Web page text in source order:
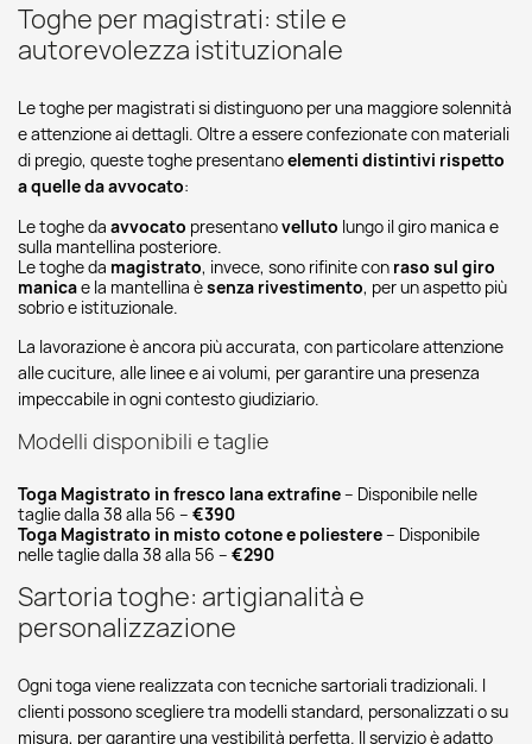
Toghe per magistrati: stile e
autorevolezza istituzionale
Le toghe per magistrati si distinguono per una maggiore solennità
e attenzione ai dettagli. Oltre a essere confezionate con materiali
di pregio, queste toghe presentanoelementi distintivi rispetto
a quelle da avvocato:
Le toghe da avvocato presentanovelluto lungo il giro manica e
sulla mantellina posteriore.
Le toghe da magistrato, invece, sono rifinite con raso sul giro
manicae la mantellina èsenza rivestimento, per un aspetto più
sobrio e istituzionale.
La lavorazione è ancora più accurata, con particolare attenzione
alle cuciture, alle linee e ai volumi, per garantire una presenza
impeccabile in ogni contesto giudiziario.
Modelli disponibili e taglie
Toga Magistrato in fresco lana extrafine– Disponibile nelle
taglie dalla 38 alla 56 – €390
Toga Magistrato in misto cotone e poliestere– Disponibile
nelle taglie dalla 38 alla 56 – €290
Sartoria toghe: artigianalità e
personalizzazione
Ogni toga viene realizzata con tecniche sartoriali tradizionali. I
clienti possono scegliere tra modelli standard, personalizzati o su
misura, per garantire una vestibilità perfetta. Il servizio è adatto